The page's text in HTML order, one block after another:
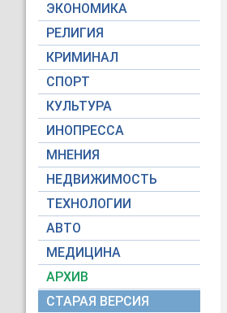
ЭКОНОМИКА
РЕЛИГИЯ
КРИМИНАЛ
СПОРТ
КУЛЬТУРА
ИНОПРЕССА
МНЕНИЯ
НЕДВИЖИМОСТЬ
ТЕХНОЛОГИИ
АВТО
МЕДИЦИНА
АРХИВ
СТАРАЯ ВЕРСИЯ